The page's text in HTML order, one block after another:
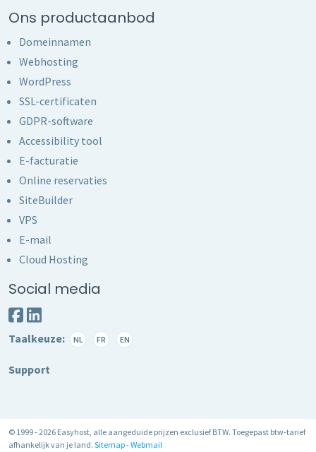
Ons productaanbod
Domeinnamen
Webhosting
WordPress
SSL-certificaten
GDPR-software
Accessibility tool
E-facturatie
Online reservaties
SiteBuilder
VPS
E-mail
Cloud Hosting
Social media
Taalkeuze: NL FR EN
Support
© 1999 - 2026 Easyhost, alle aangeduide prijzen exclusief BTW. Toegepast btw-tarief
afhankelijk van je land. Sitemap-Webmail